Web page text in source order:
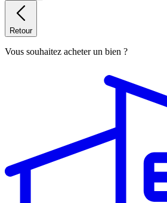
Retour
Vous souhaitez acheter un bien ?